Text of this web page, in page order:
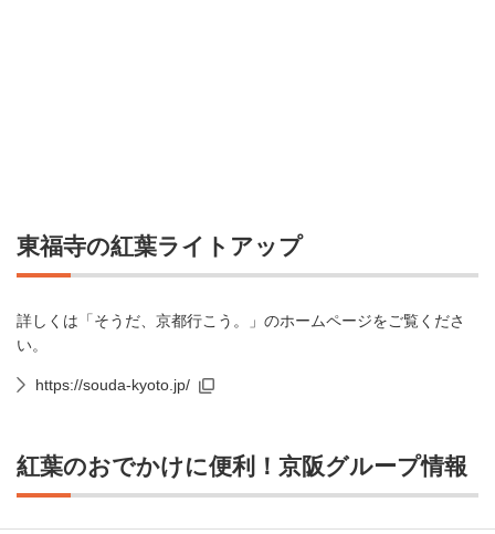
東福寺の紅葉ライトアップ
詳しくは「そうだ、京都行こう。」のホームページをご覧くださ
い。
https://souda-kyoto.jp/
紅葉のおでかけに便利！京阪グループ情報